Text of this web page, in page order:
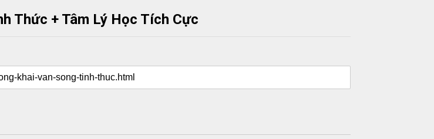
Thức + Tâm Lý Học Tích Cực